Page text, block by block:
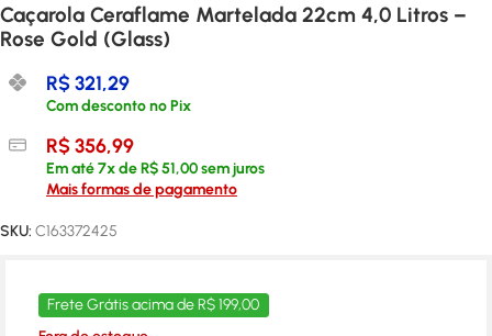
Caçarola Ceraflame Martelada 22cm 4,0 Litros –
Rose Gold (Glass)
R$321,29
Com desconto no Pix
R$356,99
Em até7x deR$51,00sem juros
Mais formas de pagamento
SKU: C163372425
Frete Grátis acima de R$ 199,00